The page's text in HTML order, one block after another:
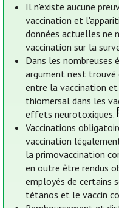
Il n'existe aucune
vaccination et
données actuelles ne
vaccination sur la
Dans les nombreuses
argument n’est trouvé
entre la vaccination et
thiomersal dans les
effets neurotoxiques.
Vaccinations
vaccination
la primovaccination
en outre être rendus
employés de certains
tétanos et le vaccin